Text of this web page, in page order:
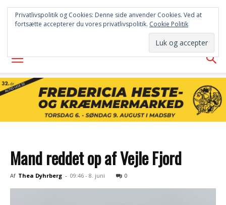
FREDERICIA
AVISEN
Mand reddet op af Vejle Fjord
Af Thea Dyhrberg - 09:46 - 8. juni 0
Privatlivspolitik og Cookies: Denne side anvender Cookies. Ved at
fortsætte accepterer du vores privatlivspolitik. Cookie Politik